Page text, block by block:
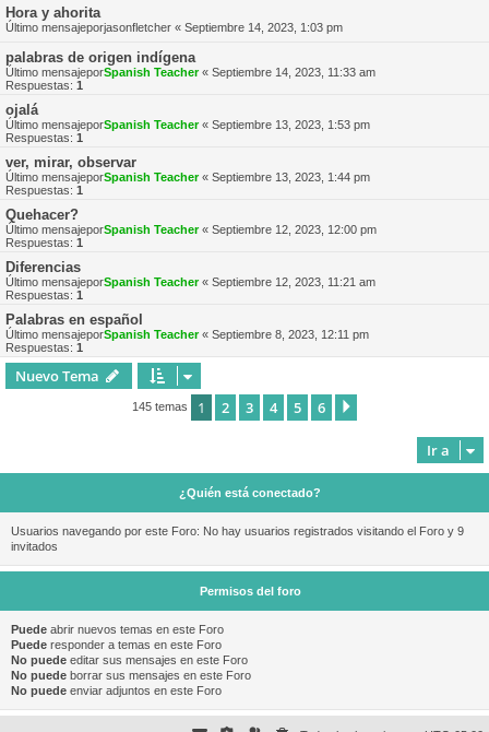
Hora y ahorita
Último mensajeporjasonfletcher « Septiembre 14, 2023, 1:03 pm
palabras de origen indígena
Último mensajeporSpanish Teacher« Septiembre 14, 2023, 11:33 am
Respuestas: 1
ojalá
Último mensajeporSpanish Teacher« Septiembre 13, 2023, 1:53 pm
Respuestas: 1
ver, mirar, observar
Último mensajeporSpanish Teacher« Septiembre 13, 2023, 1:44 pm
Respuestas: 1
Quehacer?
Último mensajeporSpanish Teacher« Septiembre 12, 2023, 12:00 pm
Respuestas: 1
Diferencias
Último mensajeporSpanish Teacher« Septiembre 12, 2023, 11:21 am
Respuestas: 1
Palabras en español
Último mensajeporSpanish Teacher« Septiembre 8, 2023, 12:11 pm
Respuestas: 1
Nuevo Tema
145 temas 1 2 3 4 5 6
Ir a
¿Quién está conectado?
Usuarios navegando por este Foro: No hay usuarios registrados visitando el Foro y 9
invitados
Permisos del foro
Puede abrir nuevos temas en este Foro
Puede responder a temas en este Foro
No puede editar sus mensajes en este Foro
No puede borrar sus mensajes en este Foro
No puede enviar adjuntos en este Foro